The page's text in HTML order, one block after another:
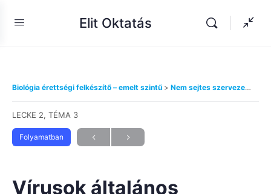
Elit Oktatás
Biológia érettségi felkészítő – emelt szintű Nem sejtes szervezetek
LECKE 2, TÉMA 3
Folyamatban
Vírusok általános